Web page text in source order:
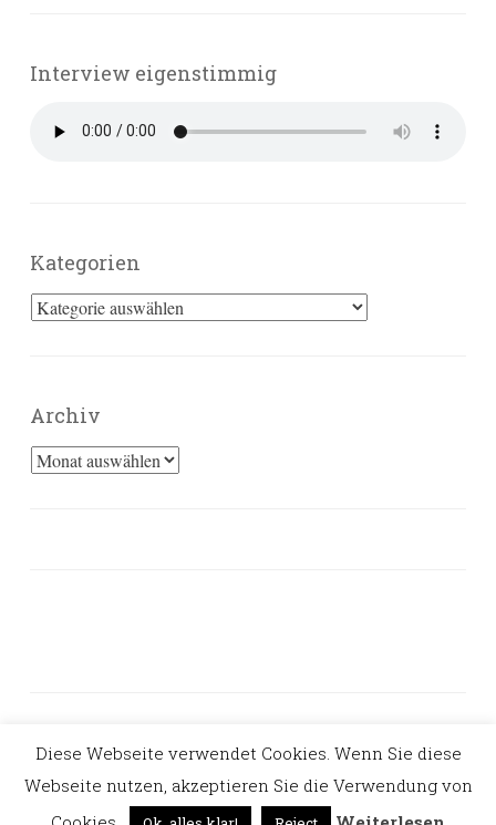
Interview eigenstimmig
Kategorien
Kategorien
Archiv
Archiv
PROUDLY POWERED BY WORDPRESS
THEME: PENSCRATCH VONWORDPRESS.COM
Diese Webseite verwendet Cookies. Wenn Sie diese
Webseite nutzen, akzeptieren Sie die Verwendung von